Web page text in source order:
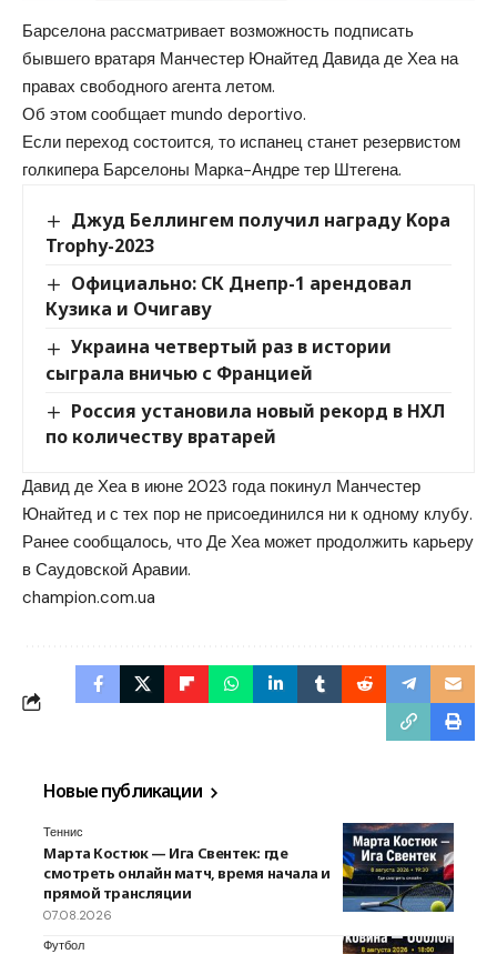
Барселона рассматривает возможность подписать
бывшего вратаря Манчестер Юнайтед Давида де Хеа на
правах свободного агента летом.
Об этом сообщает mundo deportivo.
Если переход состоится, то испанец станет резервистом
голкипера Барселоны Марка-Андре тер Штегена.
Джуд Беллингем получил награду Kopa
Trophy-2023
Официально: СК Днепр-1 арендовал
Кузика и Очигаву
Украина четвертый раз в истории
сыграла вничью с Францией
Россия установила новый рекорд в НХЛ
по количеству вратарей
Давид де Хеа в июне 2023 года покинул Манчестер
Юнайтед и с тех пор не присоединился ни к одному клубу.
Ранее сообщалось, что Де Хеа может продолжить карьеру
в Саудовской Аравии.
champion.com.ua
Новые публикации
Теннис
Марта Костюк — Ига Свентек: где
смотреть онлайн матч, время начала и
прямой трансляции
07.08.2026
Футбол